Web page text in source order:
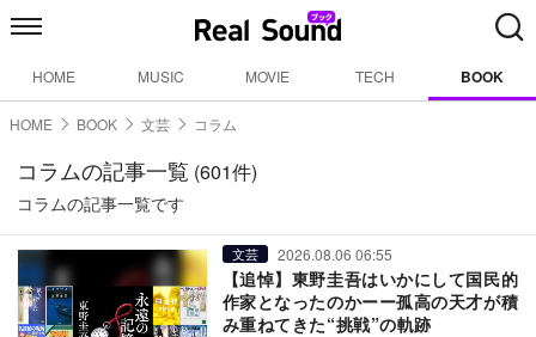
HOME MUSIC MOVIE TECH BOOK
HOME BOOK 文芸 コラム
コラムの記事一覧 (601件)
コラムの記事一覧です
文芸 2026.08.06 06:55
【追悼】東野圭吾はいかにして国民的
作家となったのかーー孤高の天才が積
み重ねてきた“挑戦”の軌跡